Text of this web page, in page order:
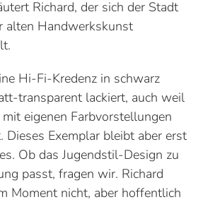
Richard, der sich der Stadt
alten Handwerkskunst
Hi-Fi-Kredenz in schwarz
transparent lackiert, auch weil
eigenen Farbvorstellungen
Dieses Exemplar bleibt aber erst
Ob das Jugendstil-Design zu
passt, fragen wir. Richard
Moment nicht, aber hoffentlich